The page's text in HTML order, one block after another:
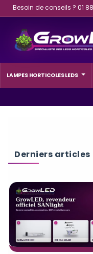
Besoin de conseils ? 01
LAMPES HORTICOLES LEDS
Derniers articles